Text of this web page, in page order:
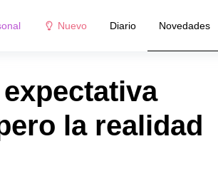
Nuevo Diario Novedades
la realidad